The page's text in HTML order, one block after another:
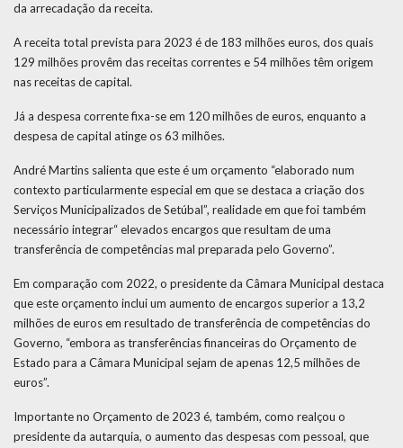
da arrecadação da receita.
A receita total prevista para 2023 é de 183 milhões euros, dos quais
129 milhões provêm das receitas correntes e 54 milhões têm origem
nas receitas de capital.
Já a despesa corrente fixa-se em 120 milhões de euros, enquanto a
despesa de capital atinge os 63 milhões.
André Martins salienta que este é um orçamento “elaborado num
contexto particularmente especial em que se destaca a criação dos
Serviços Municipalizados de Setúbal”, realidade em que foi também
necessário integrar“ elevados encargos que resultam de uma
transferência de competências mal preparada pelo Governo”.
Em comparação com 2022, o presidente da Câmara Municipal destaca
que este orçamento inclui um aumento de encargos superior a 13,2
milhões de euros em resultado de transferência de competências do
Governo, “embora as transferências financeiras do Orçamento de
Estado para a Câmara Municipal sejam de apenas 12,5 milhões de
euros”.
Importante no Orçamento de 2023 é, também, como realçou o
presidente da autarquia, o aumento das despesas com pessoal, que